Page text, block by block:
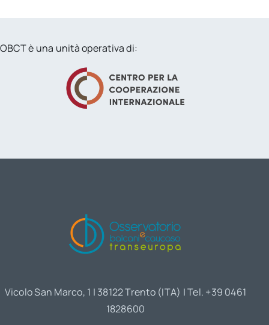
OBCT è una unità operativa di:
Vicolo San Marco, 1 | 38122 Trento (ITA) | Tel. +39 0461
1828600